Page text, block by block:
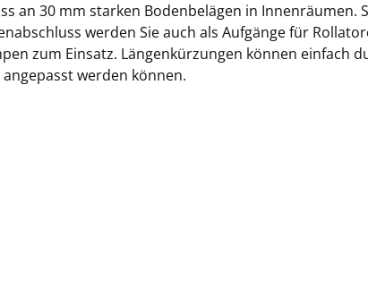
an 30 mm starken Bodenbelägen in Innenräumen.
werden Sie auch als Aufgänge für
zum Einsatz. Längenkürzungen können einfach
werden können.